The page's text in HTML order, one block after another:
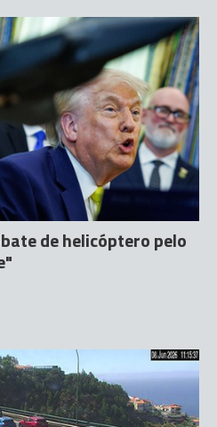
de helicóptero pelo